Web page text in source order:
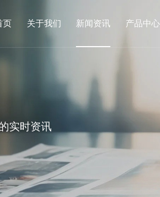
页 关于我们 新闻资讯 产品中心
实时资讯